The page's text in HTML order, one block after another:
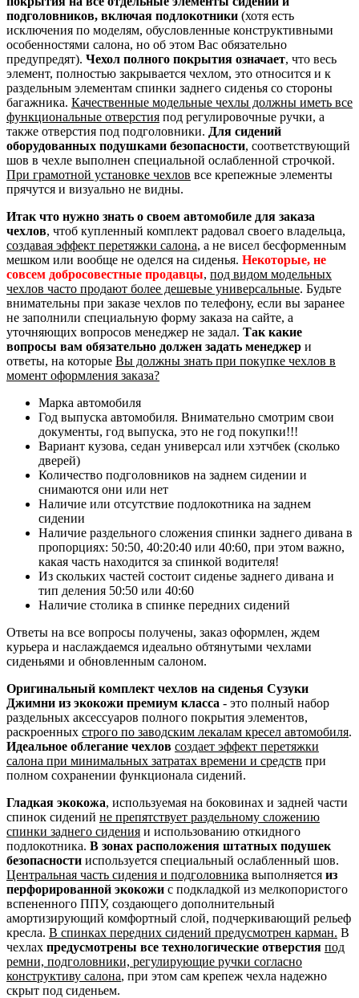
подголовников, включая подлокотники (хотя есть
исключения по моделям, обусловленные конструктивными
особенностями салона, но об этом Вас обязательно
предупредят). Чехол полного покрытия означает, что весь
элемент, полностью закрывается чехлом, это относится и к
раздельным элементам спинки заднего сиденья со стороны
багажника. Качественные модельные чехлы должны иметь все
функциональные отверстия под регулировочные ручки, а
также отверстия под подголовники. Для сидений
оборудованных подушками безопасности, соответствующий
шов в чехле выполнен специальной ослабленной строчкой.
При грамотной установке чехлов все крепежные элементы
прячутся и визуально не видны.
Итак что нужно знать о своем автомобиле для заказа
чехлов, чтоб купленный комплект радовал своего владельца,
создавая эффект перетяжки салона, а не висел бесформенным
мешком или вообще не оделся на сиденья. Некоторые, не
совсем добросовестные продавцы, под видом модельных
чехлов часто продают более дешевые универсальные. Будьте
внимательны при заказе чехлов по телефону, если вы заранее
не заполнили специальную форму заказа на сайте, а
уточняющих вопросов менеджер не задал. Так какие
вопросы вам обязательно должен задать менеджер и
ответы, на которые Вы должны знать при покупке чехлов в
момент оформления заказа?
Марка автомобиля
Год выпуска автомобиля. Внимательно смотрим свои
документы, год выпуска, это не год покупки!!!
Вариант кузова, седан универсал или хэтчбек (сколько
дверей)
Количество подголовников на заднем сидении и
снимаются они или нет
Наличие или отсутствие подлокотника на заднем
сидении
Наличие раздельного сложения спинки заднего дивана в
пропорциях: 50:50, 40:20:40 или 40:60, при этом важно,
какая часть находится за спинкой водителя!
Из скольких частей состоит сиденье заднего дивана и
тип деления 50:50 или 40:60
Наличие столика в спинке передних сидений
Ответы на все вопросы получены, заказ оформлен, ждем
курьера и наслаждаемся идеально обтянутыми чехлами
сиденьями и обновленным салоном.
Оригинальный комплект чехлов на сиденья Сузуки
Джимни из экокожи премиум класса - это полный набор
раздельных аксессуаров полного покрытия элементов,
раскроенных строго по заводским лекалам кресел автомобиля.
Идеальное облегание чехлов создает эффект перетяжки
салона при минимальных затратах времени и средств при
полном сохранении функционала сидений.
Гладкая экокожа, используемая на боковинах и задней части
спинок сидений не препятствует раздельному сложению
спинки заднего сидения и использованию откидного
подлокотника. В зонах расположения штатных подушек
безопасности используется специальный ослабленный шов.
Центральная часть сидения и подголовника выполняется из
перфорированной экокожи с подкладкой из мелкопористого
вспененного ППУ, создающего дополнительный
амортизирующий комфортный слой, подчеркивающий рельеф
кресла. В спинках передних сидений предусмотрен карман. В
чехлах предусмотрены все технологические отверстия под
ремни, подголовники, регулирующие ручки согласно
конструктиву салона, при этом сам крепеж чехла надежно
скрыт под сиденьем.